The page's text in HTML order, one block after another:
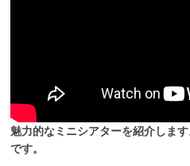
魅力的なミニシアターを紹介しま
です。